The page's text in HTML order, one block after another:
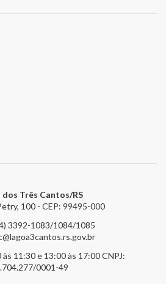
dos Três Cantos/RS
100 - CEP: 99495-000
3392-1083/1084/1085
às 11:30 e 13:00 às 17:00CNPJ:
0001-49